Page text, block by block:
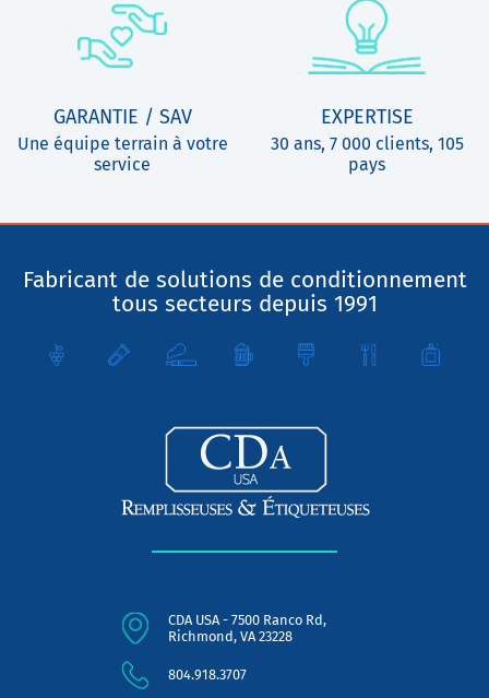
GARANTIE / SAV
Une équipe terrain à votre
service
EXPERTISE
30 ans, 7 000 clients, 105
pays
Fabricant de solutions de conditionnement
tous secteurs depuis 1991
CDA USA - 7500 Ranco Rd,
Richmond, VA 23228
804.918.3707